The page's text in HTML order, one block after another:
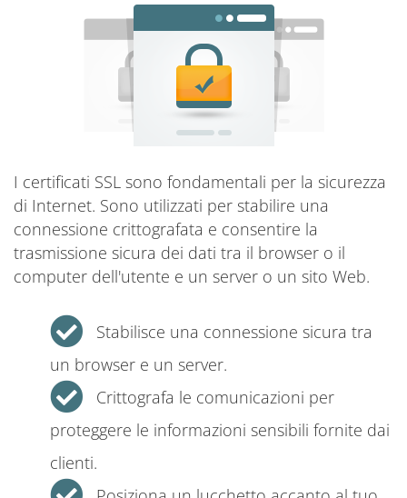
I certificati SSL sono fondamentali per la sicurezza
di Internet. Sono utilizzati per stabilire una
connessione crittografata e consentire la
trasmissione sicura dei dati tra il browser o il
computer dell'utente e un server o un sito Web.
Stabilisce una connessione sicura tra
un browser e un server.
Crittografa le comunicazioni per
proteggere le informazioni sensibili fornite dai
clienti.